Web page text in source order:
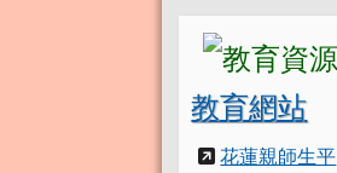
教育網站
花蓮親師生平